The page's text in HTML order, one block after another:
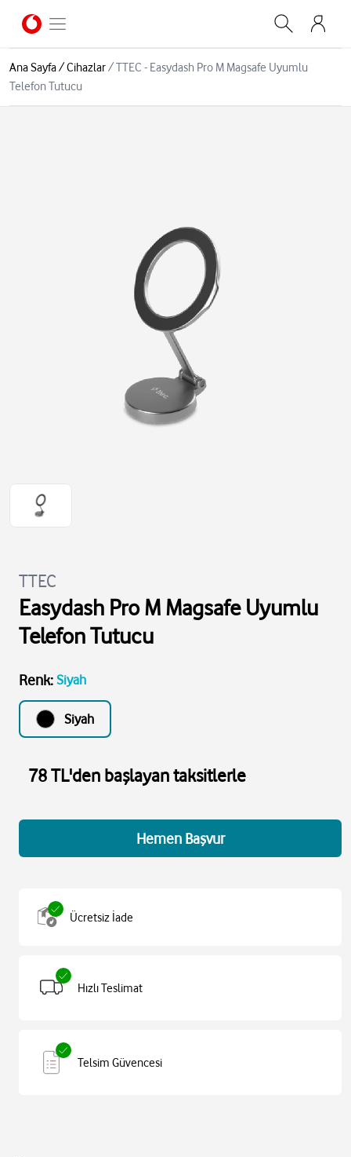
Ana Sayfa/Cihazlar/TTEC - Easydash Pro M Magsafe Uyumlu
Telefon Tutucu
TTEC
Easydash Pro M Magsafe Uyumlu
Telefon Tutucu
Renk: Siyah
Siyah
78 TL'den başlayan taksitlerle
Hemen Başvur
Ücretsiz İade
Hızlı Teslimat
Telsim Güvencesi